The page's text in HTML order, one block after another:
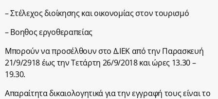
– Στέλεχος διοίκησης και οικονομίας στον τουρισμό
– Βοηθος εργοθεραπείας
Μπορούν να προσέλθουν στο Δ.ΙΕΚ από την Παρασκευή
21/9/2918 έως την Τετάρτη 26/9/2018 και ώρες 13.30 –
19.30.
Απαραίτητα δικαιολογητικά για την εγγραφή τους είναι το